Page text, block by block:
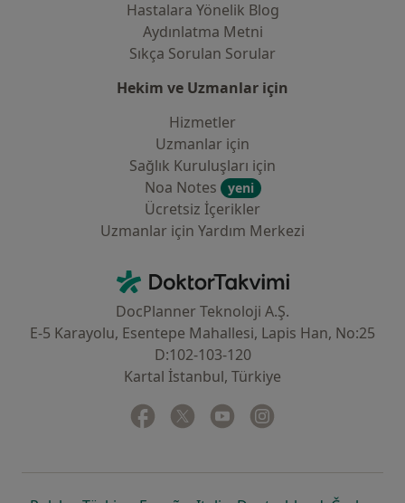
Hastalara Yönelik Blog
Aydınlatma Metni
Sıkça Sorulan Sorular
Hekim ve Uzmanlar için
Hizmetler
Uzmanlar için
Sağlık Kuruluşları için
Noa Notes
yeni
Ücretsiz İçerikler
Uzmanlar için Yardım Merkezi
DoktorTakvimi - Ana Sayfa
DocPlanner Teknoloji A.Ş.
E-5 Karayolu, Esentepe Mahallesi, Lapis Han, No:25
D:102-103-120
Kartal İstanbul, Türkiye
Facebook
yeni bir sekmede açılır
Twitter
yeni bir sekmede açılır
Youtube
yeni bir sekmede açılır